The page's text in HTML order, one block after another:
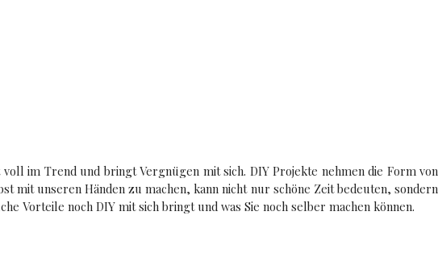
im Trend und bringt Vergnügen mit sich. DIY Projekte nehmen die Form von
mit unseren Händen zu machen, kann nicht nur schöne Zeit bedeuten, sondern
Vorteile noch DIY mit sich bringt und was Sie noch selber machen können.